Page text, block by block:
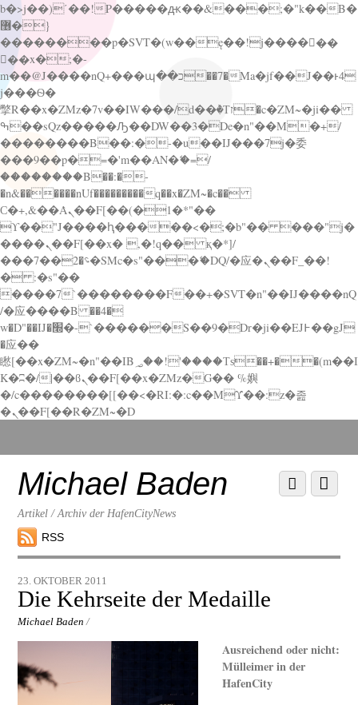
b�>j��)΄��!P�����ԫ��&���;�"k��B�
޶�}
��������p�SVT�(w��ę��!j������
��x�;�-
m��@J����nQ+���պ��כ��7�Ma�jf��J��ͱ4
j���Ѳ�
撆R��x�ZMz�7v��IW���/d��ٞ�Тז�c�ZM~�ji��
ߒ��sQz�����Ԡ��DW��3�De�n"��M�+/
��������B��:�-�u��IJ���7j�委
���9��p�=�'m��AN�ޭ�=/
��������B��:�-
�n&������nUf���������q��x�ZM~�c��
Ϲ�+,&��Ὰܢ��F[��(�1�*"��
ϒ��"J����ԧ�����<�;�b"�� ���"j�
����ܢ��F[��x� ,�!q�� қ�*]/
���؝�2��7�SMc�s"���ޭ�DQ/�应�ܢ��F_��!
� :�s"��
����7`��������F��+�SVT�n"��IJ����nQ
/�应����B ��4�
w�D"��IJ�׭�-`������S��9�Dr�ji��EJ߅��gJ
�应��
矁[��x�ZM~�n"��IB؃��!'����Тѕ��+��(m��I
K�ʭ�/|��ϐܢ��F[��x�ZMz�G�� %嬩
�/c��������[[��<�RI:�:c��MΎ��:z�졾
�ܢ��F[��R�ZM~�D
down
contentMichael Baden
Artikel / Archiv der HafenCityNews
RSS
Menu
Scroll
down
23. OKTOBER 2011
Die Kehrseite der Medaille
Michael Baden /
Ausreichend oder nicht:
Mülleimer in der
HafenCity